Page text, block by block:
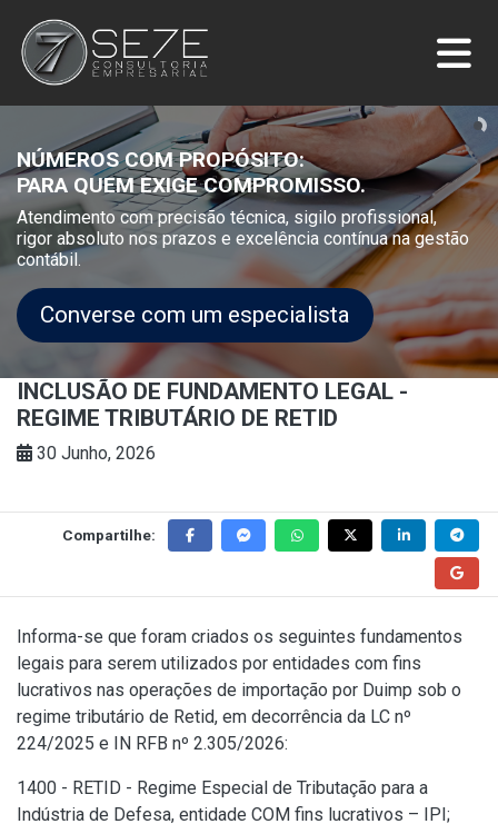
NÚMEROS COM PROPÓSITO:
PARA QUEM EXIGE COMPROMISSO.
Atendimento com precisão técnica, sigilo profissional,
rigor absoluto nos prazos e excelência contínua na gestão
contábil.
Converse com um especialista
INCLUSÃO DE FUNDAMENTO LEGAL -
REGIME TRIBUTÁRIO DE RETID
30 Junho, 2026
Compartilhe:
Informa-se que foram criados os seguintes fundamentos
legais para serem utilizados por entidades com fins
lucrativos nas operações de importação por Duimp sob o
regime tributário de Retid, em decorrência da LC nº
224/2025 e IN RFB nº 2.305/2026:
1400 - RETID - Regime Especial de Tributação para a
Indústria de Defesa, entidade COM fins lucrativos – IPI;